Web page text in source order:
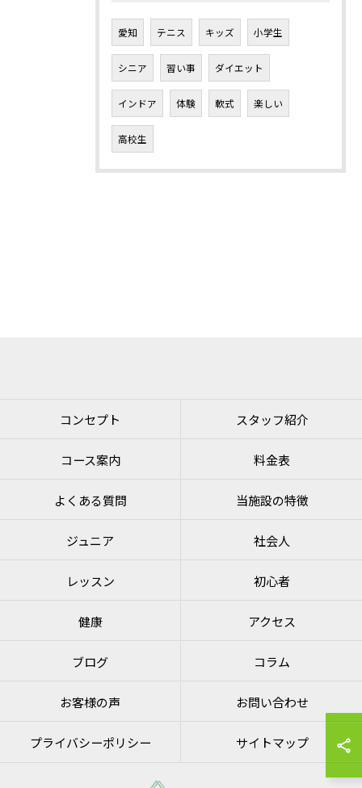
愛知 テニス キッズ 小学生
シニア 習い事 ダイエット
インドア 体験 軟式 楽しい
高校生
コンセプト スタッフ紹介
コース案内 料金表
よくある質問 当施設の特徴
ジュニア 社会人
レッスン 初心者
健康 アクセス
ブログ コラム
お客様の声 お問い合わせ
プライバシーポリシー サイトマップ